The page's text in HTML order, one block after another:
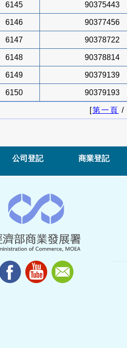
6145 90375443
6146 90377456
6147 90378722
6148 90378814
6149 90379139
6150 90379193
[第一頁 /
公司登記 商業登記